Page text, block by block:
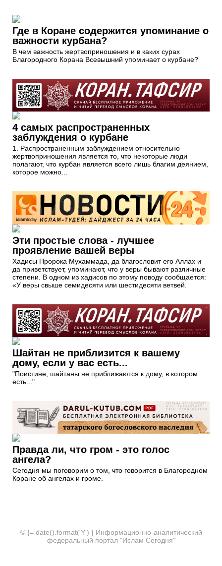
Где в Коране содержится упоминание о
важности курбана?
В чем важность жертвоприношения и в каких сурах
Благородного Корана Всевышний упоминает о курбане?
4 самых распространенных
заблуждения о курбане
1. Распространенным заблуждением относительно
жертвоприношения является то, что некоторые люди
полагают, что курбан является всего лишь благим деянием,
которое можно...
Эти простые слова - лучшее
проявление вашей веры
Хадисы Пророка Мухаммада, да благословит его Аллах и
да приветствует, упоминают, что у веры бывают различные
степени. В одном из хадисов по этому поводу сообщается:
«У веры свыше семидесяти или шестидесяти ветвей.
Шайтан не приблизится к вашему
дому, если у вас есть...
"Поистине, шайтаны не приближаются к дому, в котором
есть..."
Правда ли, что гром - это голос
ангела?
Сегодня мы поговорим о том, что говорится в Благородном
Коране об ангелах и громе.
© {= date().format('Y') } Информационно-аналитический
федеральный портал "Ислам Сегодня"